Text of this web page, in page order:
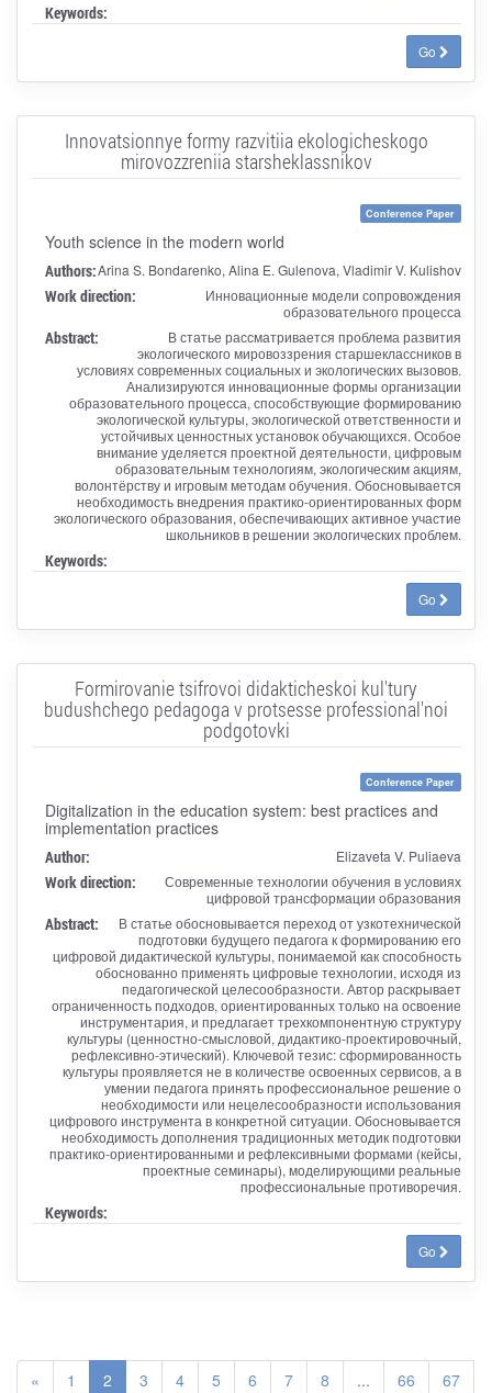
Keywords:
Go
Innovatsionnye formy razvitiia ekologicheskogo
mirovozzreniia starsheklassnikov
Conference Paper
Youth science in the modern world
Authors:Arina S. Bondarenko, Alina E. Gulenova, Vladimir V. Kulishov
Work direction:
Инновационные модели сопровождения
образовательного процесса
Abstract:
В статье рассматривается проблема развития
экологического мировоззрения старшеклассников в
условиях современных социальных и экологических вызовов.
Анализируются инновационные формы организации
образовательного процесса, способствующие формированию
экологической культуры, экологической ответственности и
устойчивых ценностных установок обучающихся. Особое
внимание уделяется проектной деятельности, цифровым
образовательным технологиям, экологическим акциям,
волонтёрству и игровым методам обучения. Обосновывается
необходимость внедрения практико-ориентированных форм
экологического образования, обеспечивающих активное участие
школьников в решении экологических проблем.
Keywords:
Go
Formirovanie tsifrovoi didakticheskoi kul'tury
budushchego pedagoga v protsesse professional'noi
podgotovki
Conference Paper
Digitalization in the education system: best practices and
implementation practices
Author: Elizaveta V. Puliaeva
Work direction:
Современные технологии обучения в условиях
цифровой трансформации образования
Abstract:
В статье обосновывается переход от узкотехнической
подготовки будущего педагога к формированию его
цифровой дидактической культуры, понимаемой как способность
обоснованно применять цифровые технологии, исходя из
педагогической целесообразности. Автор раскрывает
ограниченность подходов, ориентированных только на освоение
инструментария, и предлагает трехкомпонентную структуру
культуры (ценностно-смысловой, дидактико-проектировочный,
рефлексивно-этический). Ключевой тезис: сформированность
культуры проявляется не в количестве освоенных сервисов, а в
умении педагога принять профессиональное решение о
необходимости или нецелесообразности использования
цифрового инструмента в конкретной ситуации. Обосновывается
необходимость дополнения традиционных методик подготовки
практико-ориентированными и рефлексивными формами (кейсы,
проектные семинары), моделирующими реальные
профессиональные противоречия.
Keywords:
Go
« 1 2 3 4 5 6 7 8 ... 66 67